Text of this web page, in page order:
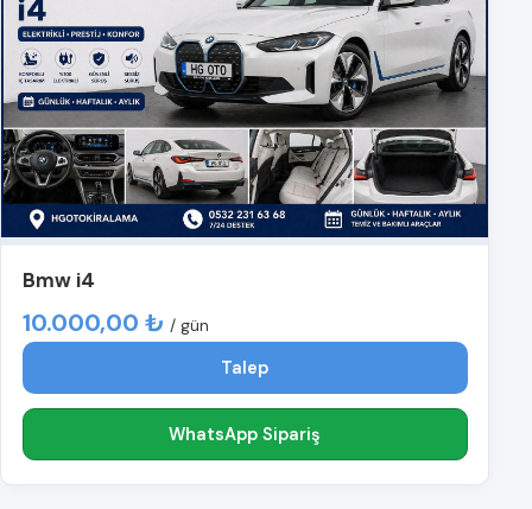
Bmw i4
10.000,00 ₺ / gün
Talep
WhatsApp Sipariş